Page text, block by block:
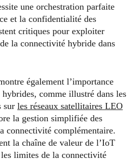
une orchestration parfaite
et la confidentialité des
critiques pour exploiter
la connectivité hybride dans
également l’importance
comme illustré dans les
sur les réseaux satellitaires LEO
la gestion simplifiée des
connectivité complémentaire.
la chaîne de valeur de l’IoT
limites de la connectivité